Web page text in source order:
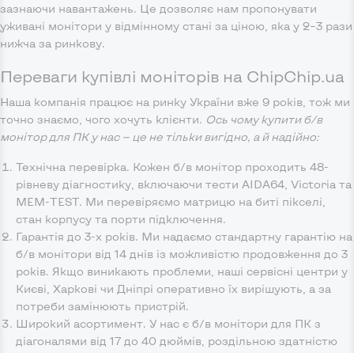
зазнаючи навантажень. Це дозволяє нам пропонувати
уживані монітори у відмінному стані за ціною, яка у 2–3 рази
нижча за ринкову.
Переваги купівлі моніторів на ChipChip.ua
Наша компанія працює на ринку України вже 9 років, тож ми
точно знаємо, чого хочуть клієнти. Ось чому купити б/в
монітор для ПК у нас — це не тільки вигідно, а й надійно:
Технічна перевірка. Кожен б/в монітор проходить 48-
рівневу діагностику, включаючи тести AIDA64, Victoria та
MEM-TEST. Ми перевіряємо матрицю на биті пікселі,
стан корпусу та порти підключення.
Гарантія до 3-х років. Ми надаємо стандартну гарантію на
б/в монітори від 14 днів із можливістю продовження до 3
років. Якщо виникають проблеми, наші сервісні центри у
Києві, Харкові чи Дніпрі оперативно їх вирішують, а за
потреби замінюють пристрій.
Широкий асортимент. У нас є б/в монітори для ПК з
діагоналями від 17 до 40 дюймів, роздільною здатністю